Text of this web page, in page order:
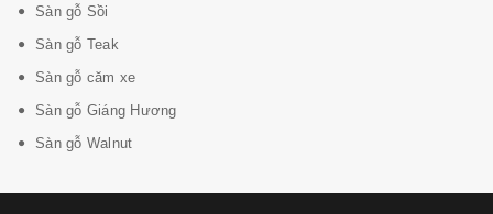
Sàn gỗ Sồi
Sàn gỗ Teak
Sàn gỗ căm xe
Sàn gỗ Giáng Hương
Sàn gỗ Walnut